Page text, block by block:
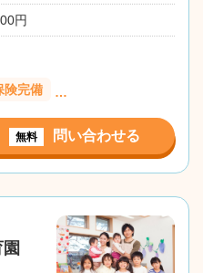
円
険完備 …
無料 問い合わせる